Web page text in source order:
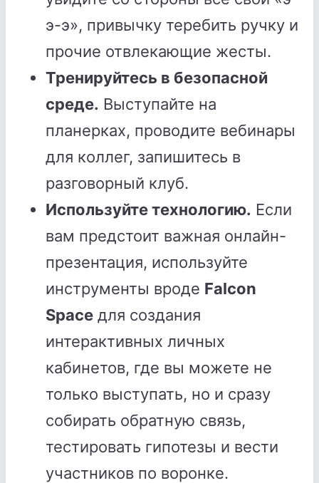
э-э», привычку теребить ручку и
прочие отвлекающие жесты.
Тренируйтесь в безопасной
среде. Выступайте на
планерках, проводите вебинары
для коллег, запишитесь в
разговорный клуб.
Используйте технологию. Если
вам предстоит важная онлайн-
презентация, используйте
инструменты вроде Falcon
Space для создания
интерактивных личных
кабинетов, где вы можете не
только выступать, но и сразу
собирать обратную связь,
тестировать гипотезы и вести
участников по воронке.